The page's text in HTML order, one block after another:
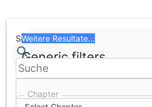
to
content
Chapter
Search
Weitere Resultate...
Generic filters